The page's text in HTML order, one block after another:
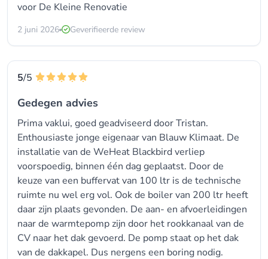
voor De Kleine Renovatie
2 juni 2026 Geverifieerde review
5/5
Gedegen advies
Prima vaklui, goed geadviseerd door Tristan.
Enthousiaste jonge eigenaar van Blauw Klimaat. De
installatie van de WeHeat Blackbird verliep
voorspoedig, binnen één dag geplaatst. Door de
keuze van een buffervat van 100 ltr is de technische
ruimte nu wel erg vol. Ook de boiler van 200 ltr heeft
daar zijn plaats gevonden. De aan- en afvoerleidingen
naar de warmtepomp zijn door het rookkanaal van de
CV naar het dak gevoerd. De pomp staat op het dak
van de dakkapel. Dus nergens een boring nodig.